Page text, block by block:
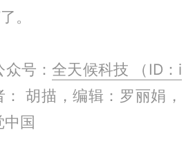
。
众号：全天候科技 （ID：i
： 胡描，编辑：罗丽娟，
中国